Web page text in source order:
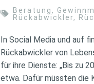
Beratung ,
Rückabwickler,
In Social Media und auf
Rückabwickler von
für ihre Dienste: „Bis zu
etwa. Dafür müssten die